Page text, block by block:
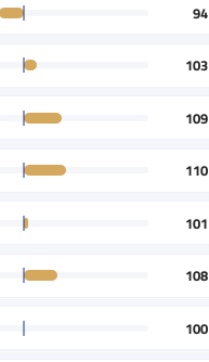
94
103
109
110
101
108
100